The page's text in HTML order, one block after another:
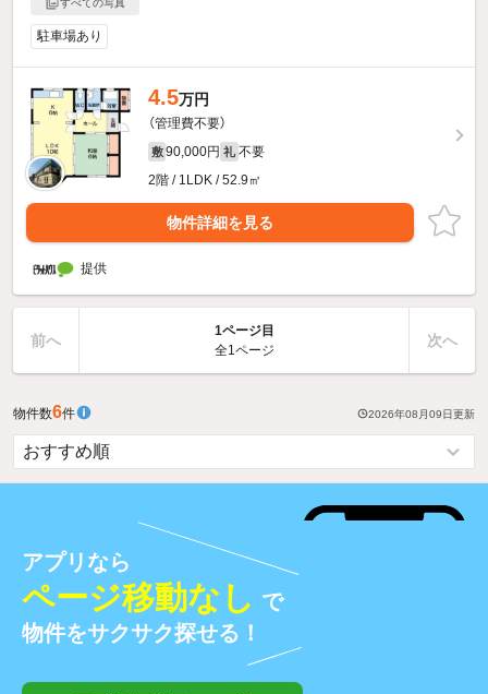
駐車場あり
4.5万円
（管理費不要）
敷 90,000円 礼 不要
2階 / 1LDK / 52.9㎡
物件詳細を見る
提供
前へ
1ページ目
全1ページ
次へ
物件数6件 2026年08月09日更新
アプリなら
ページ移動なし で
物件をサクサク探せる！